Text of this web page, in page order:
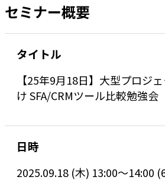
セミナー概要
タイトル
【25年9月18日】大型プロジ
け SFA/CRMツール比較勉強会
日時
2025.09.18 (木) 13:00〜14:00